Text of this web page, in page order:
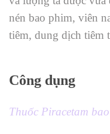
nén bao phim, viên
tiêm, dung dịch tiêm
Công dụng
Thuốc Piracetam